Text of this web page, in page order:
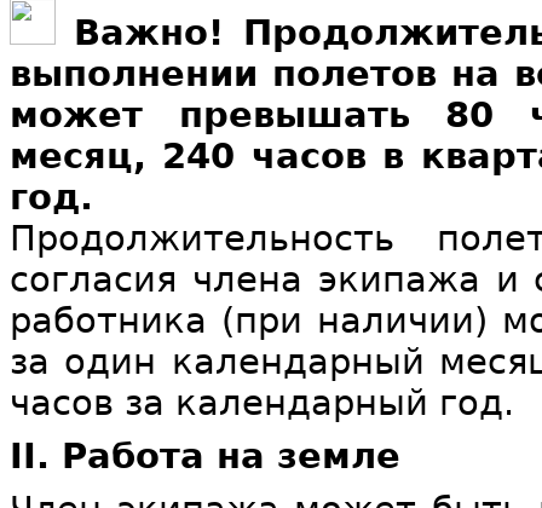
Важно!
выполнении полетов на
может превышать 80
месяц, 240 часов в
год.
Продолжительность
согласия члена экипажа и
работника (при наличии)
за один календарный
часов за календарный год.
II. Работа на земле